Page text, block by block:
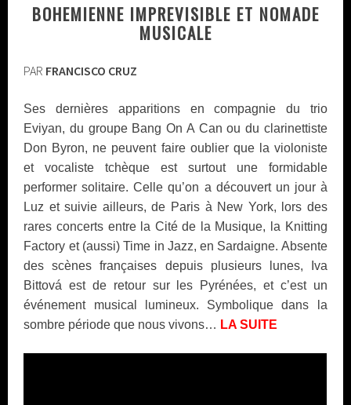
BOHEMIENNE IMPREVISIBLE ET NOMADE
MUSICALE
PAR FRANCISCO CRUZ
Ses dernières apparitions en compagnie du trio
Eviyan, du groupe Bang On A Can ou du clarinettiste
Don Byron, ne peuvent faire oublier que la violoniste
et vocaliste tchèque est surtout une formidable
performer solitaire. Celle qu’on a découvert un jour à
Luz et suivie ailleurs, de Paris à New York, lors des
rares concerts entre la Cité de la Musique, la Knitting
Factory et (aussi) Time in Jazz, en Sardaigne. Absente
des scènes françaises depuis plusieurs lunes, Iva
Bittová est de retour sur les Pyrénées, et c’est un
événement musical lumineux. Symbolique dans la
sombre période que nous vivons… LA SUITE